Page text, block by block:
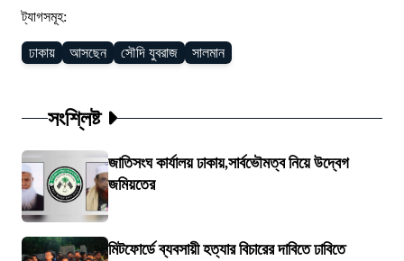
ট্যাগসমূহ:
ঢাকায় আসছেন সৌদি যুবরাজ সালমান
সংশ্লিষ্ট
জাতিসংঘ কার্যালয় ঢাকায়,সার্বভৌমত্ব নিয়ে উদ্বেগ
জমিয়তের
মিটফোর্ডে ব্যবসায়ী হত্যার বিচারের দাবিতে ঢাবিতে